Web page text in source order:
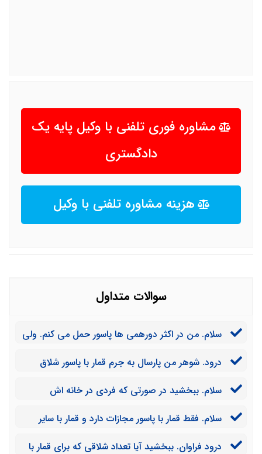
مشاوره فوری تلفنی با وکیل پایه یک
دادگستری
هزینه مشاوره تلفنی با وکیل
سوالات متداول
سلام. من در اکثر دورهمی ها پاسور حمل می کنم. ولی
جرمی انجام داده ام؟
درود. شوهر من پارسال به جرم قمار با پاسور شلاق
دفعه سنگین تر می شود؟
سلام. ببخشید در صورتی که فردی در خانه اش
است؟سلام. فقط قمار با پاسور مجازات دارد و قمار با سایر
درود فراوان. ببخشید آیا تعداد شلاقی که برای قمار با